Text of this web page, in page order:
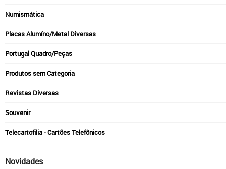
Numismática
Placas Alumíno/Metal Diversas
Portugal Quadro/Peças
Produtos sem Categoria
Revistas Diversas
Souvenir
Telecartofilia - Cartões Telefônicos
Novidades